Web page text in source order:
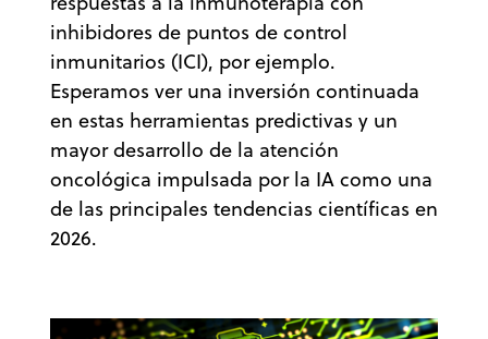
inhibidores de puntos de control
inmunitarios (ICI), por ejemplo.
Esperamos ver una inversión continuada
en estas herramientas predictivas y un
mayor desarrollo de la atención
oncológica impulsada por la IA como una
de las principales tendencias científicas en
2026.